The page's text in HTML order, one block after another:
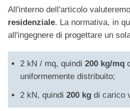
All'interno dell'articolo valuteremo l
residenziale. La normativa, in
all'ingegnere di progettare un
2 kN / mq, quindi 200 kg/mq
uniformemente distribuito;
2 kN, quindi 200 kg di carico